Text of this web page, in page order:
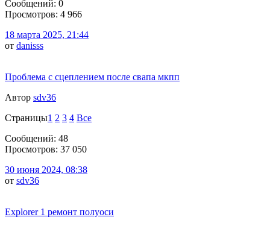
Сообщений: 0
Просмотров: 4 966
18 марта 2025, 21:44
от danisss
Проблема с сцеплением после свапа мкпп
Автор sdv36
Страницы1 2 3 4 Все
Сообщений: 48
Просмотров: 37 050
30 июня 2024, 08:38
от sdv36
Explorer 1 ремонт полуоси